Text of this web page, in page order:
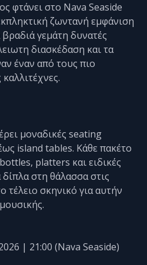
φτάνει στο Nava Seaside
ζωντανή εμφάνιση
γεμάτη δυνατές
διασκέδαση και τα
έναν από τους πιο
μοναδικές seating
island tables. Κάθε πακέτο
platters και ειδικές
στη θάλασσα στις
τέλειο σκηνικό για αυτήν
| 21:00 (Nava Seaside)